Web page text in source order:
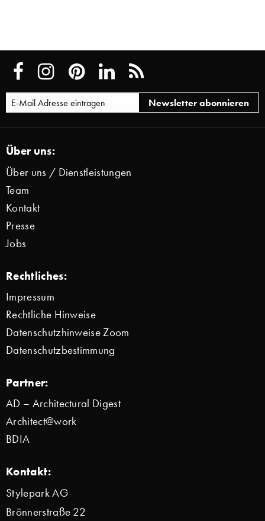
Über uns:
Über uns / Dienstleistungen
Team
Kontakt
Presse
Jobs
Rechtliches:
Impressum
Rechtliche Hinweise
Datenschutzhinweise Zoom
Datenschutzbestimmung
Partner:
AD – Architectural Digest
Architect@work
BDIA
Kontakt:
Stylepark AG
Brönnerstraße 22